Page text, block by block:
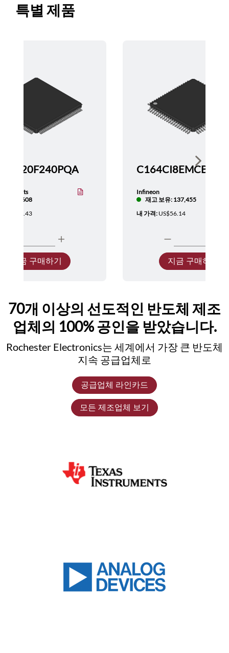
특별 제품
보유: 5,608
US$137.43
지금 구매하기
Infineon
재고 보유: 137,455
내 가격: US$56.14
지금 구매하기
Show
70개 이상의 선도적인 반도체 제조
업체의 100% 공인을 받았습니다.
Rochester Electronics는 세계에서 가장 큰 반도체
지속 공급업체로
공급업체 라인카드
모든 제조업체 보기